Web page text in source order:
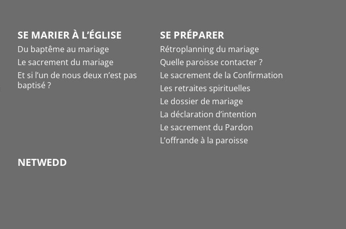
SE MARIER À L’ÉGLISE
Du baptême au mariage
Le sacrement du mariage
Et si l’un de nous deux n’est pas
baptisé ?
SE PRÉPARER
Rétroplanning du mariage
Quelle paroisse contacter ?
Le sacrement de la Confirmation
Les retraites spirituelles
Le dossier de mariage
La déclaration d’intention
Le sacrement du Pardon
L’offrande à la paroisse
NETWEDD